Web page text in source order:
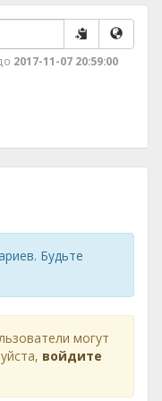
2017-11-07 20:59:00
Будьте
могут
войдите